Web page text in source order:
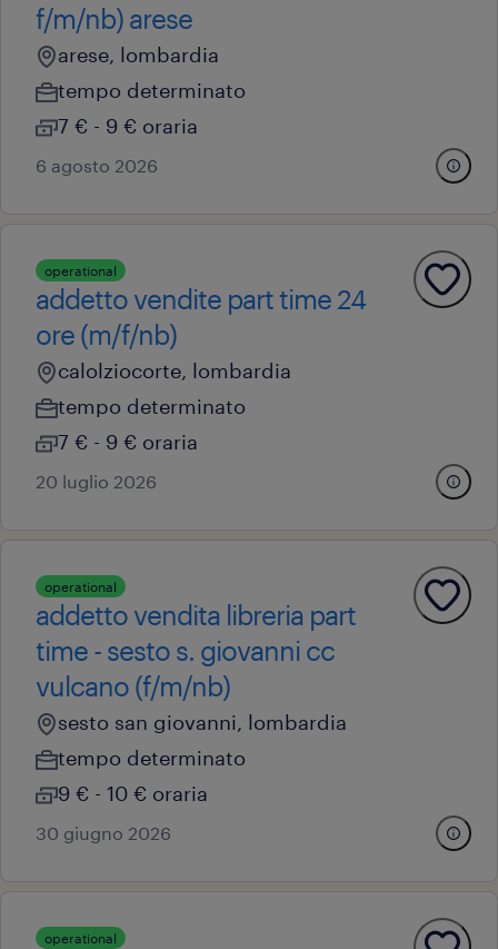
f/m/nb) arese
arese, lombardia
tempo determinato
7 € - 9 € oraria
6 agosto 2026
operational
addetto vendite part time 24
ore (m/f/nb)
calolziocorte, lombardia
tempo determinato
7 € - 9 € oraria
20 luglio 2026
operational
addetto vendita libreria part
time - sesto s. giovanni cc
vulcano (f/m/nb)
sesto san giovanni, lombardia
tempo determinato
9 € - 10 € oraria
30 giugno 2026
operational